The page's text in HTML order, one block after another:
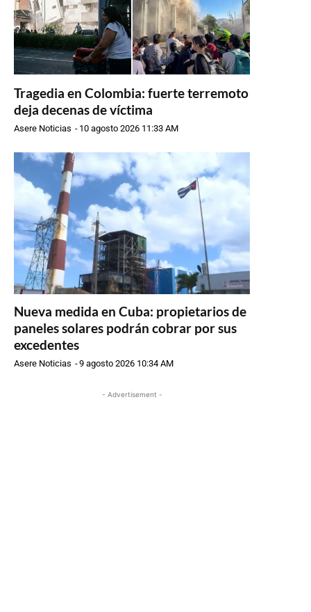
Tragedia en Colombia: fuerte terremoto
deja decenas de víctima
Asere Noticias - 10 agosto 2026 11:33 AM
Nueva medida en Cuba: propietarios de
paneles solares podrán cobrar por sus
excedentes
Asere Noticias -9 agosto 2026 10:34 AM
- Advertisement -